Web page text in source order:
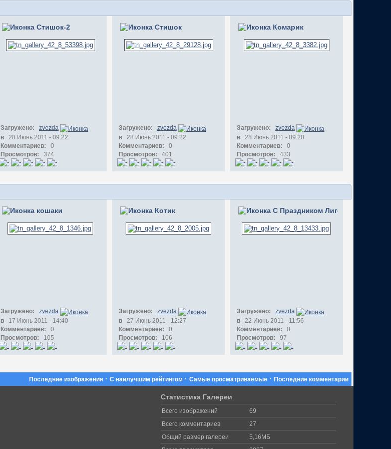
Стишок-2
Загружено:
zvezda
в
28 Июнь 2011 - 09:22
Комментариев:
0
Просмотров:
374
Стишок
Загружено:
zvezda
в
28 Июнь 2011 - 09:22
Комментариев:
0
Просмотров:
401
Комарик
Загружено:
zvezda
в
28 Июнь 2011 - 09:20
Комментариев:
0
Просмотров:
433
кошаки
Загружено:
zvezda
в
17 Июнь 2011 - 14:40
Комментариев:
0
Просмотров:
105
Котик
Загружено:
zvezda
в
27 Июнь 2011 - 12:27
Комментариев:
0
Просмотров:
106
С Праздником Лиго!
Загружено:
zvezda
в
22 Июнь 2011 - 11:56
Комментариев:
0
Просмотров:
97
Последние изображения· С наилучшим рейтингом · Самые просматриваемые· Последние комментарии
Статистика Галереи
Всего изображений
69
Всего комментариев
27
Общий размер галереи
5,16МБ